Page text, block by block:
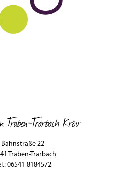
Traben-Trarbach Kröv
Bahnstraße 22
Traben-Trarbach
06541-8184572